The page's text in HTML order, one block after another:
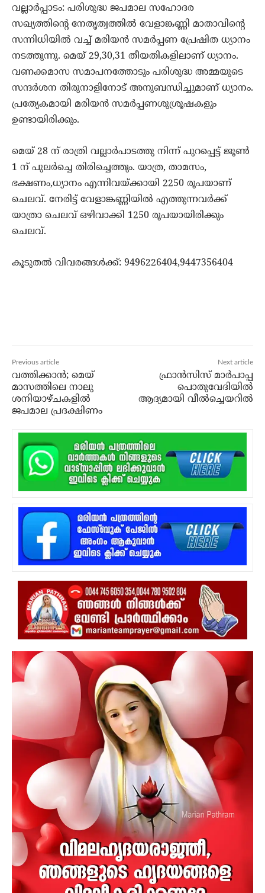
വല്ലാര്‍പ്പാടം: പരിശുദ്ധ ജപമാല സഹോദര
സഖ്യത്തിന്റെ നേതൃത്വത്തില്‍ വേളാങ്കണ്ണി മാതാവിന്റെ
സന്നിധിയില്‍ വച്ച് മരിയന്‍ സമര്‍പ്പണ പ്രേഷിത ധ്യാനം
നടത്തുന്നു. മെയ് 29,30,31 തീയതികളിലാണ് ധ്യാനം.
വണക്കമാസ സമാപനത്തോടും പരിശുദ്ധ അമ്മയുടെ
സന്ദര്‍ശന തിരുനാളിനോട് അനുബന്ധിച്ചുമാണ് ധ്യാനം.
പ്രത്യേകമായി മരിയന്‍ സമര്‍പ്പണശുശ്രൂഷകളും
ഉണ്ടായിരിക്കും.
മെയ് 28 ന് രാത്രി വല്ലാര്‍പാടത്തു നിന്ന് പുറപ്പെട്ട് ജൂണ്‍
1 ന് പുലര്‍ച്ചെ തിരിച്ചെത്തും. യാത്ര, താമസം,
ഭക്ഷണം,ധ്യാനം എന്നിവയ്ക്കായി 2250 രൂപയാണ്
ചെലവ്. നേരിട്ട് വേളാങ്കണ്ണിയില്‍ എത്തുന്നവര്‍ക്ക്
യാത്രാ ചെലവ് ഒഴിവാക്കി 1250 രൂപയായിരിക്കും
ചെലവ്.
കൂടുതല്‍ വിവരങ്ങള്‍ക്ക്: 9496226404,9447356404
Previous article
വത്തിക്കാന്‍; മെയ്
മാസത്തിലെ നാലു
ശനിയാഴ്ചകളില്‍
ജപമാല പ്രദക്ഷിണം
Next article
ഫ്രാന്‍സിസ് മാര്‍പാപ്പ
പൊതുവേദിയില്‍
ആദ്യമായി വീല്‍ച്ചെയറില്‍